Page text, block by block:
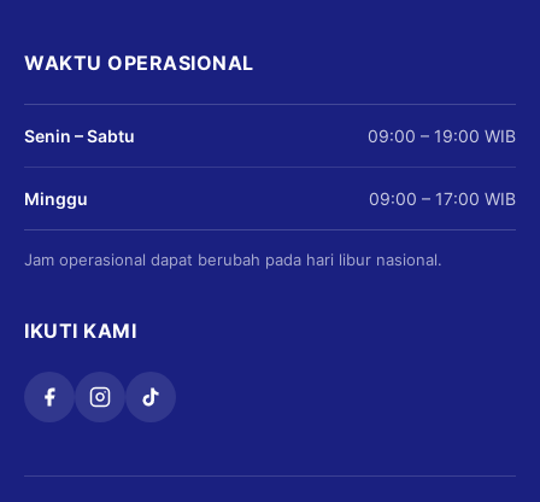
WAKTU OPERASIONAL
Senin – Sabtu 09:00 – 19:00 WIB
Minggu 09:00 – 17:00 WIB
Jam operasional dapat berubah pada hari libur nasional.
IKUTI KAMI